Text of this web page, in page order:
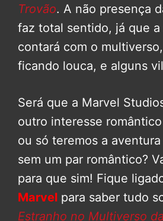
Trovão. A não presença
faz total sentido, já que a
contará com o
ficando louca, e alguns
Será que a Marvel
outro interesse
ou só teremos a
sem um par romântico?
para que sim! Fique
Marvel para saber tudo
Estranho no Multiverso